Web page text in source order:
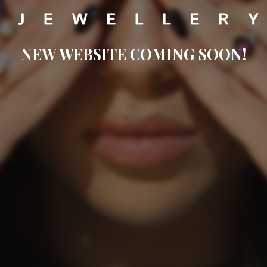
NEW WEBSITE COMING SOON!